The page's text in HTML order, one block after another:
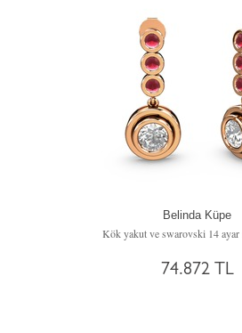
Belinda Küpe
74.872 TL